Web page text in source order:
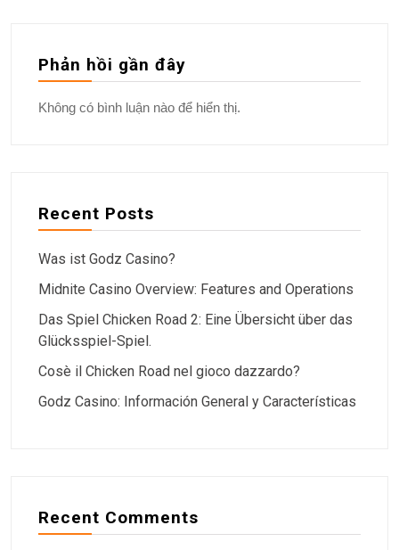
Phản hồi gần đây
Không có bình luận nào để hiển thị.
Recent Posts
Was ist Godz Casino?
Midnite Casino Overview: Features and Operations
Das Spiel Chicken Road 2: Eine Übersicht über das
Glücksspiel-Spiel.
Cosè il Chicken Road nel gioco dazzardo?
Godz Casino: Información General y Características
Recent Comments